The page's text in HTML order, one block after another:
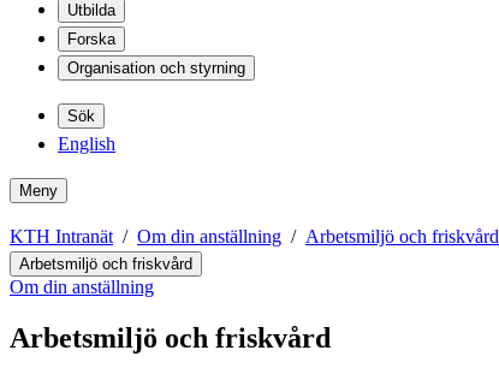
Utbilda
Forska
Organisation och styrning
Sök
English
Meny
KTH Intranät Om din anställning Arbetsmiljö och friskvård
Arbetsmiljö och friskvård
Om din anställning
Arbetsmiljö och friskvård